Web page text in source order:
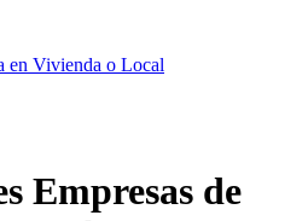
en Vivienda o Local
Empresas de